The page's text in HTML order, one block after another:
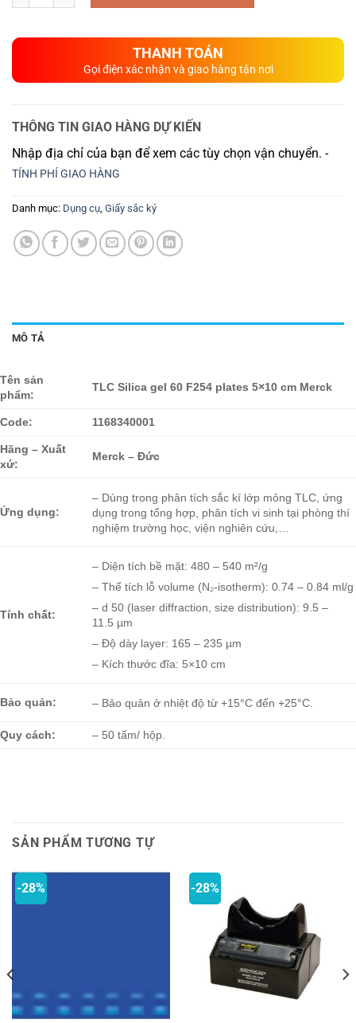
THANH TOÁN
Gọi điện xác nhận và giao hàng tận nơi
THÔNG TIN GIAO HÀNG DỰ KIẾN
Nhập địa chỉ của bạn để xem các tùy chọn vận chuyển. -
TÍNH PHÍ GIAO HÀNG
Danh mục: Dụng cụ Giấy sắc ký
MÔ TẢ
Tên sản
phẩm:
TLC Silica gel 60 F254 plates 5×10 cm Merck
Code: 1168340001
Hãng – Xuất
xứ:
Merck – Đức
Ứng dụng:
– Dùng trong phân tích sắc kí lớp mỏng TLC, ứng
dụng trong tổng hợp, phân tích vi sinh tại phòng thí
nghiệm trường học, viện nghiên cứu,…
Tính chất:
– Diện tích bề mặt: 480 – 540 m²/g
– Thể tích lỗ volume (N₂-isotherm): 0.74 – 0.84 ml/g
– d 50 (laser diffraction, size distribution): 9.5 –
11.5 µm
– Độ dày layer: 165 – 235 µm
– Kích thước đĩa: 5×10 cm
Bảo quản: – Bảo quản ở nhiệt độ từ +15°C đến +25°C.
Quy cách: – 50 tấm/ hộp.
SẢN PHẨM TƯƠNG TỰ
-28% -28%